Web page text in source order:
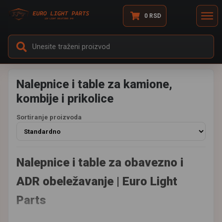
0 RSD
Nalepnice i table za kamione,
kombije i prikolice
Sortiranje proizvoda
Nalepnice i table za obavezno i
ADR obeležavanje | Euro Light
Parts